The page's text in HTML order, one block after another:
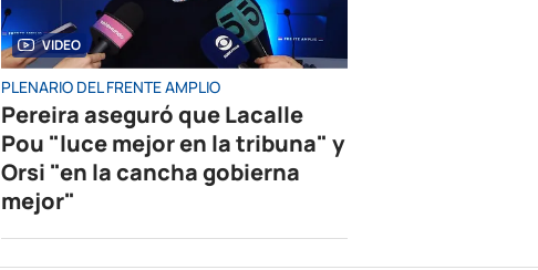
VIDEO
PLENARIO DEL FRENTE AMPLIO
Pereira aseguró que Lacalle
Pou "luce mejor en la tribuna" y
Orsi "en la cancha gobierna
mejor"